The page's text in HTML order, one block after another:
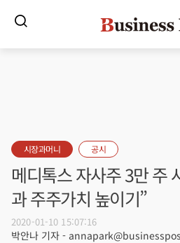
시장과머니 공시
메디톡스 자사주 3만 주
과 주주가치 높이기”
2020-01-10 15:07:16
박안나 기자 -